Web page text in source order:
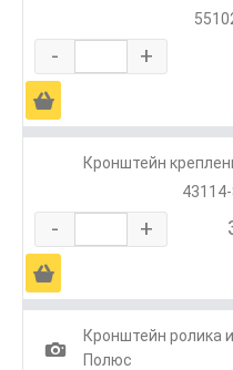
- +
Ä
Кронштейн
- +
Ä
1
Кронштейн ролика
Полюс